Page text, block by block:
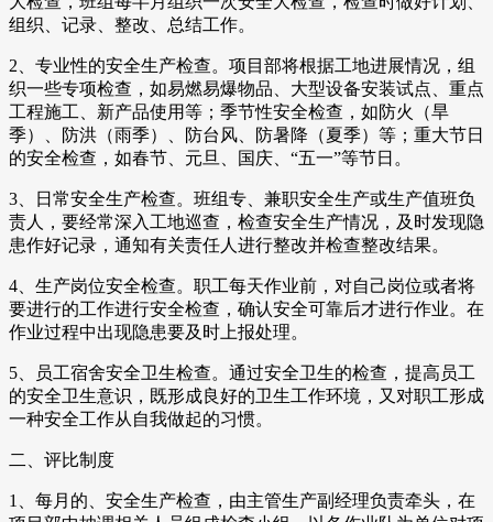
组织、记录、整改、总结工作。
2、专业性的安全生产检查。项目部将根据工地进展情况，组
织一些专项检查，如易燃易爆物品、大型设备安装试点、重点
工程施工、新产品使用等；季节性安全检查，如防火（旱
季）、防洪（雨季）、防台风、防暑降（夏季）等；重大节日
的安全检查，如春节、元旦、国庆、“五一”等节日。
3、日常安全生产检查。班组专、兼职安全生产或生产值班负
责人，要经常深入工地巡查，检查安全生产情况，及时发现隐
患作好记录，通知有关责任人进行整改并检查整改结果。
4、生产岗位安全检查。职工每天作业前，对自己岗位或者将
要进行的工作进行安全检查，确认安全可靠后才进行作业。在
作业过程中出现隐患要及时上报处理。
5、员工宿舍安全卫生检查。通过安全卫生的检查，提高员工
的安全卫生意识，既形成良好的卫生工作环境，又对职工形成
一种安全工作从自我做起的习惯。
二、评比制度
1、每月的、安全生产检查，由主管生产副经理负责牵头，在